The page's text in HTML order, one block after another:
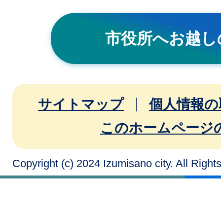
市役所へお越
サイトマップ
個人情報
このホームページ
Copyright (c) 2024 Izumisano city. All